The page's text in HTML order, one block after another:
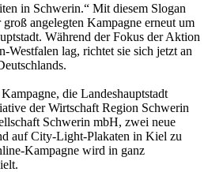
in Schwerin.“ Mit diesem Slogan
angelegten Kampagne erneut um
Während der Fokus der Ak­tion
Westfalen lag, richtet sie sich jetzt an
die Landeshauptstadt
der Wirtschaft Region Schwerin
Schwerin mbH, zwei neue
auf City-Light-Plakaten in Kiel zu
Kampagne wird in ganz